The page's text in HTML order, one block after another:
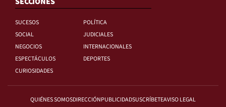
SUCESOS
POLÍTICA
SOCIAL
JUDICIALES
NEGOCIOS
INTERNACIONALES
ESPECTÁCULOS
DEPORTES
CURIOSIDADES
QUIÉNES SOMOSDIRECCIÓNPUBLICIDADSUSCRÍBETEAVISO LEGAL